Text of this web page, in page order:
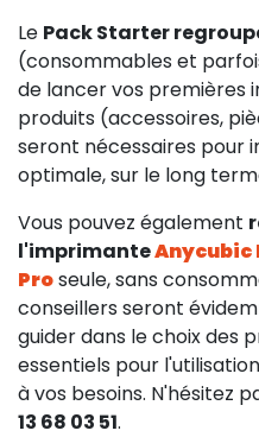
Le Pack Starter
(consommables et
de lancer vos premières
produits (accessoires,
seront nécessaires pour
optimale, sur le long
Vous pouvez également
l'imprimanteAnycubic
Proseule, sans
conseillers seront
guider dans le choix des
essentiels pour
à vos besoins. N'hésitez
13 68 03 51.